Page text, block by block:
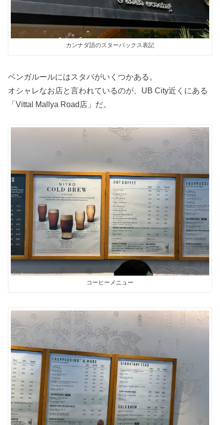
カンナダ語のスターバックス表記
ベンガルールにはスタバがいくつかある。
オシャレなお店と言われているのが、UB City近くにある
「Vittal Mallya Road店」だ。
コーヒーメニュー